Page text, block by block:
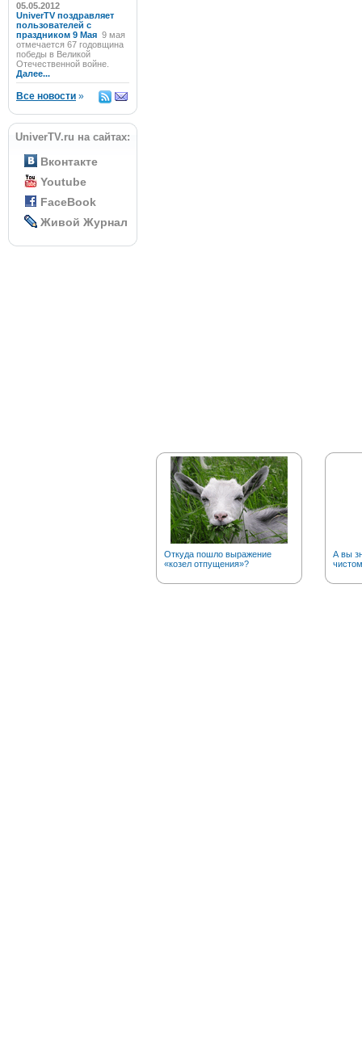
05.05.2012
UniverTV поздравляет
пользователей с
праздником 9 Мая 9 мая
отмечается 67 годовщина
победы в Великой
Отечественной войне.
Далее...
Все новости »
UniverTV.ru на сайтах:
Вконтакте
Youtube
FaceBook
Живой Журнал
Откуда пошло выражение
«козел отпущения»?
А вы